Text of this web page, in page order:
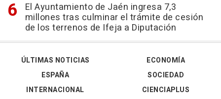
El Ayuntamiento de Jaén ingresa 7,3
millones tras culminar el trámite de cesión
de los terrenos de Ifeja a Diputación
ÚLTIMAS NOTICIAS
ESPAÑA
INTERNACIONAL
ECONOMÍA
SOCIEDAD
CIENCIAPLUS